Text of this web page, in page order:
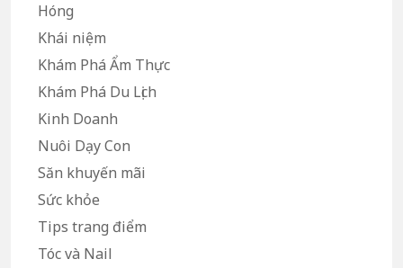
Hóng
Khái niệm
Khám Phá Ẩm Thực
Khám Phá Du Lịch
Kinh Doanh
Nuôi Dạy Con
Săn khuyến mãi
Sức khỏe
Tips trang điểm
Tóc và Nail